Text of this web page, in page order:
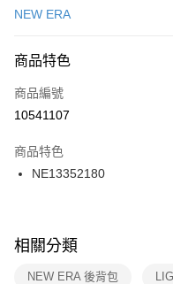
便利好安心！
３．安心：先確認商品／服務後
【「AFTEE先享後付」結帳流程
１．於結帳方式選擇「AFTEE
２．訂單成立數日內，您將收到
３．收到繳費通知簡訊後14天
ATM／網路銀行／等多元方式進
※ 交易是否成功請以「AFTEE
是否繳費成功／繳費後需取消欲
客戶支援中心」 https://
運送方式
每筆NT$100，滿NT$1,500(
宅配
每筆NT$100，滿NT$1,500(
付款後門市自取
每筆NT$100，滿NT$1,500(
NEW ERA
商品特色
商品編號
10541107
商品特色
NE13352180
相關分類
NEW ERA 後背包